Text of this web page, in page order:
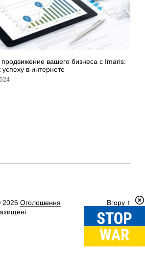
вашего бизнеса с Imaris:
успеху в интернете
2026 Оголошення
Вгору ↑